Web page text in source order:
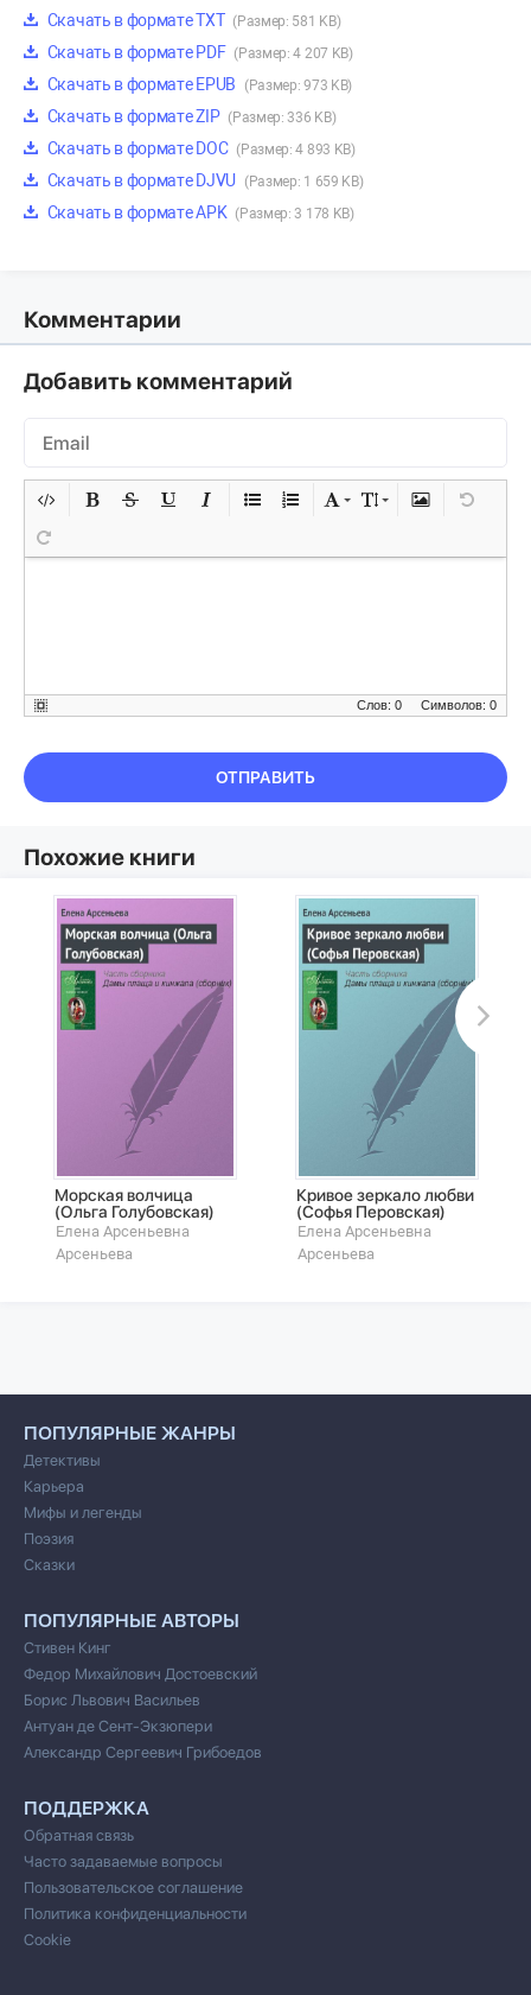
Скачать в формате TXT (Размер: 581 KB)
Скачать в формате PDF (Размер: 4 207 KB)
Скачать в формате EPUB (Размер: 973 KB)
Скачать в формате ZIP (Размер: 336 KB)
Скачать в формате DOC (Размер: 4 893 KB)
Скачать в формате DJVU (Размер: 1 659 KB)
Скачать в формате APK (Размер: 3 178 KB)
Комментарии
Добавить комментарий
Символов: 0
Слов: 0
ОТПРАВИТЬ
Похожие книги
Морская волчица
(Ольга Голубовская)
Елена Арсеньевна
Арсеньева
Кривое зеркало любви
(Софья Перовская)
Елена Арсеньевна
Арсеньева
ПОПУЛЯРНЫЕ ЖАНРЫ
Детективы
Карьера
Мифы и легенды
Поэзия
Сказки
ПОПУЛЯРНЫЕ АВТОРЫ
Стивен Кинг
Федор Михайлович Достоевский
Борис Львович Васильев
Антуан де Сент-Экзюпери
Александр Сергеевич Грибоедов
ПОДДЕРЖКА
Обратная связь
Часто задаваемые вопросы
Пользовательское соглашение
Политика конфиденциальности
Cookie